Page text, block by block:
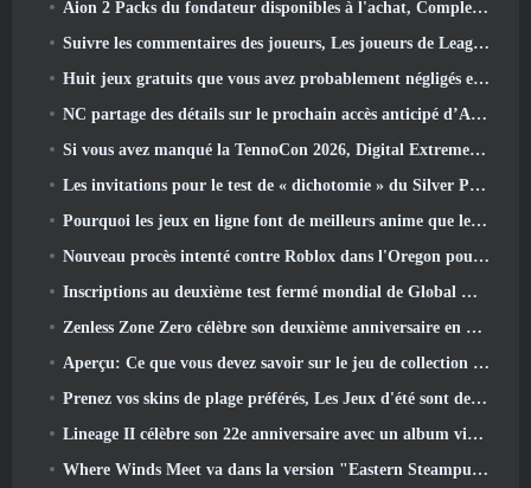
Aion 2 Packs du fondateur disponibles à l'achat, Complet avec cinq jours d'accès anticipé
Suivre les commentaires des joueurs, Les joueurs de League Of Legends Classic n’auront pas à payer pour les skins classiques
Huit jeux gratuits que vous avez probablement négligés et qui font partie du Train Fest de Steam
NC partage des détails sur le prochain accès anticipé d’Aion 2
Si vous avez manqué la TennoCon 2026, Digital Extremes partage tous les panneaux
Les invitations pour le test de « dichotomie » du Silver Palace sont envoyées
Pourquoi les jeux en ligne font de meilleurs anime que les anime ne créent des jeux
Nouveau procès intenté contre Roblox dans l'Oregon pour un incident de toilettage d'enfants
Inscriptions au deuxième test fermé mondial de Global MapleStory Classic
Zenless Zone Zero célèbre son deuxième anniversaire en offrant aux joueurs le choix d'un agent gratuit de rang S
Aperçu: Ce que vous devez savoir sur le jeu de collection de créatures de HoYoverse, Honkai: Lien âme
Prenez vos skins de plage préférés, Les Jeux d'été sont de retour sur Overwatch
Lineage II célèbre son 22e anniversaire avec un album vinyle en édition collector
Where Winds Meet va dans la version "Eastern Steampunk" 2.0